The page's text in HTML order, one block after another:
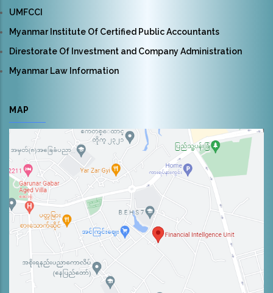
UMFCCI
Myanmar Institute Of Certified Public Accountants
Direstorate Of Investment and Company Administration
Myanmar Law Information
MAP